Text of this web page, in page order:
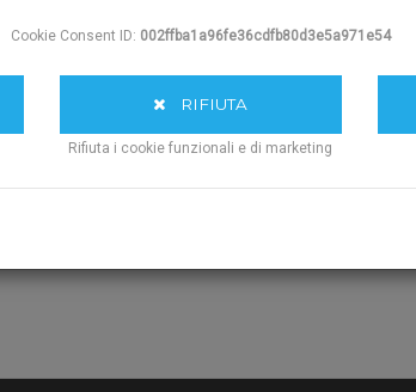
Con o Senza Adesivo:
Cookie Consent ID: 002ffba1a96fe36cdfb80d3e5a971e54
RIFIUTA
Rifiuta i cookie funzionali e di marketing